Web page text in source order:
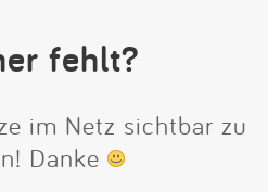
fehlt?
im Netz sichtbar zu
Danke